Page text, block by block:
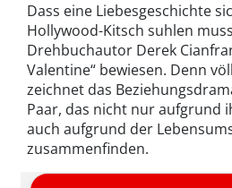
Dass eine Liebesgeschichte
Hollywood-Kitsch suhlen
Drehbuchautor Derek
Valentine“ bewiesen. Denn
zeichnet das
Paar, das nicht nur aufgrund
auch aufgrund der
zusammenfinden.